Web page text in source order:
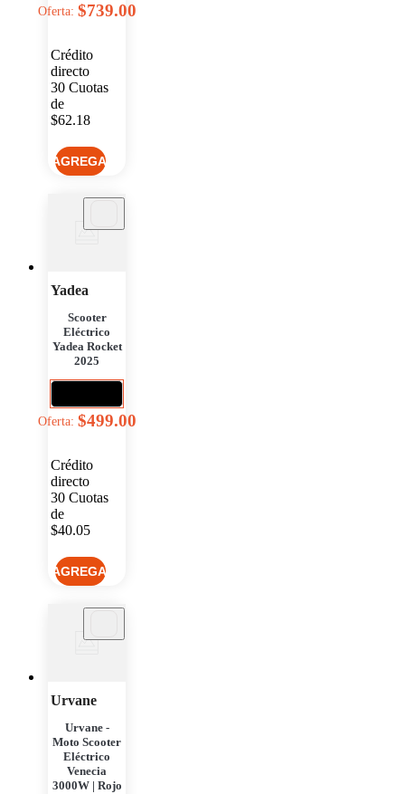
Oferta: $739.00
Crédito
directo
30 Cuotas
de
$62.18
Yadea
Scooter
Eléctrico
Yadea Rocket
2025
Oferta: $499.00
Crédito
directo
30 Cuotas
de
$40.05
Urvane
Urvane -
Moto Scooter
Eléctrico
Venecia
3000W | Rojo